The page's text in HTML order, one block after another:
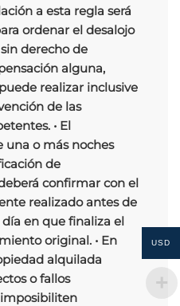
a esta regla será
ordenar el desalojo
derecho de
alguna,
realizar inclusive
de las
• El
o más noches
de
confirmar con el
realizado antes de
día en que finaliza el
original. • En
alquilada
o fallos
USD